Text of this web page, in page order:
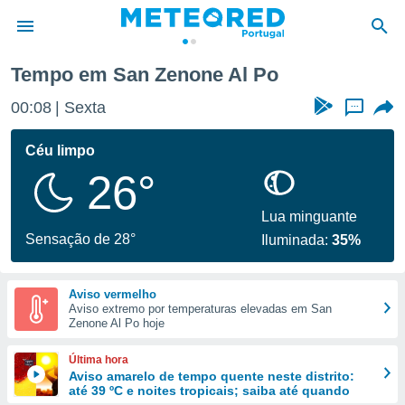
da
foi
fornecidas
a este
das
e
forma
digital
Tempo em San Zenone Al Po
00:08 Sexta ...
Céu limpo
26°
Sensação de 28°
Lua minguante
Iluminada:35%
Aviso vermelho
Aviso extremo por temperaturas elevadas em San
Zenone Al Po hoje
Última hora
Aviso amarelo de tempo quente neste distrito:
até 39 ºC e noites tropicais; saiba até quando